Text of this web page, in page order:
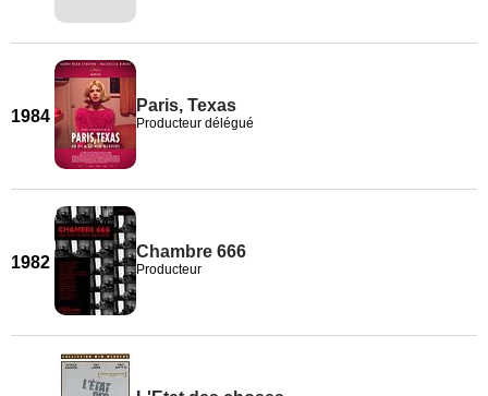
1984
Paris, Texas
Producteur délégué
1982
Chambre 666
Producteur